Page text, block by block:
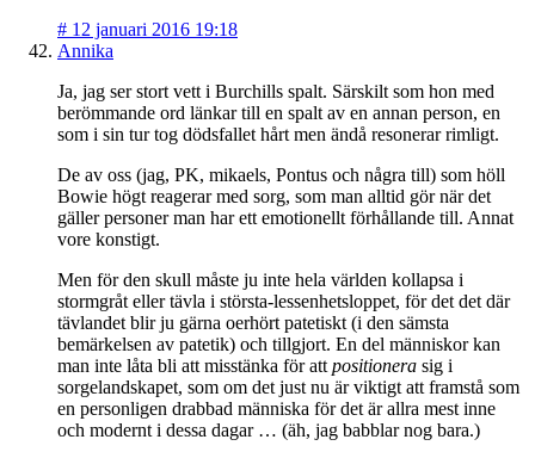
# 12 januari 2016 19:18
Annika
Ja, jag ser stort vett i Burchills spalt. Särskilt som hon med
berömmande ord länkar till en spalt av en annan person, en
som i sin tur tog dödsfallet hårt men ändå resonerar rimligt.
De av oss (jag, PK, mikaels, Pontus och några till) som höll
Bowie högt reagerar med sorg, som man alltid gör när det
gäller personer man har ett emotionellt förhållande till. Annat
vore konstigt.
Men för den skull måste ju inte hela världen kollapsa i
stormgråt eller tävla i största-lessenhetsloppet, för det det där
tävlandet blir ju gärna oerhört patetiskt (i den sämsta
bemärkelsen av patetik) och tillgjort. En del människor kan
man inte låta bli att misstänka för att positionera sig i
sorgelandskapet, som om det just nu är viktigt att framstå som
en personligen drabbad människa för det är allra mest inne
och modernt i dessa dagar … (äh, jag babblar nog bara.)